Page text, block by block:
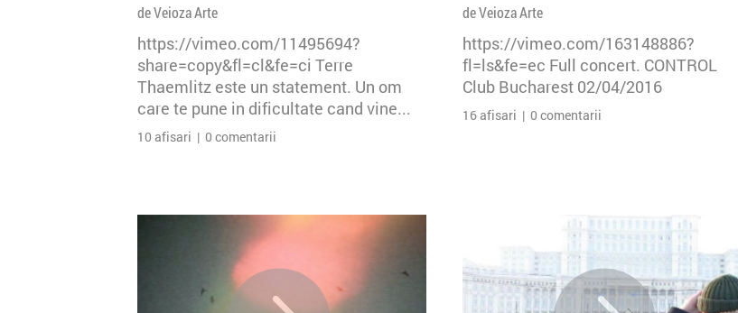
de Veioza Arte
https://vimeo.com/11495694?
share=copy&fl=cl&fe=ci Terre
Thaemlitz este un statement. Un om
care te pune in dificultate cand vine...
10 afisari | 0 comentarii
de Veioza Arte
https://vimeo.com/163148886?
fl=ls&fe=ec Full concert. CONTROL
Club Bucharest 02/04/2016
16 afisari | 0 comentarii